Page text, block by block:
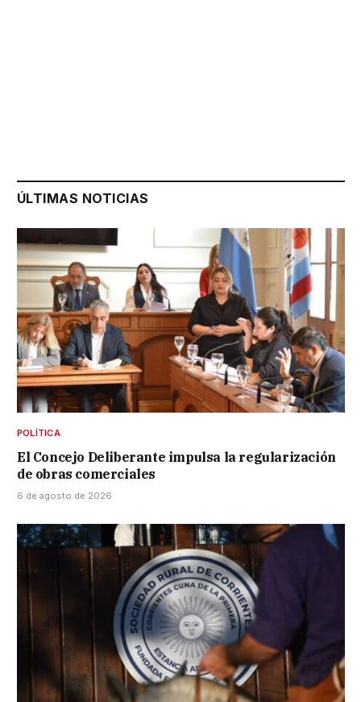
ÚLTIMAS NOTICIAS
POLÍTICA
El Concejo Deliberante impulsa la regularización
de obras comerciales
6 de agosto de 2026